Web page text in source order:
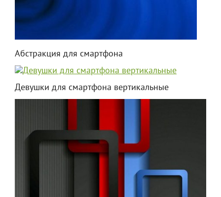
Абстракция для смартфона
Девушки для смартфона вертикальные